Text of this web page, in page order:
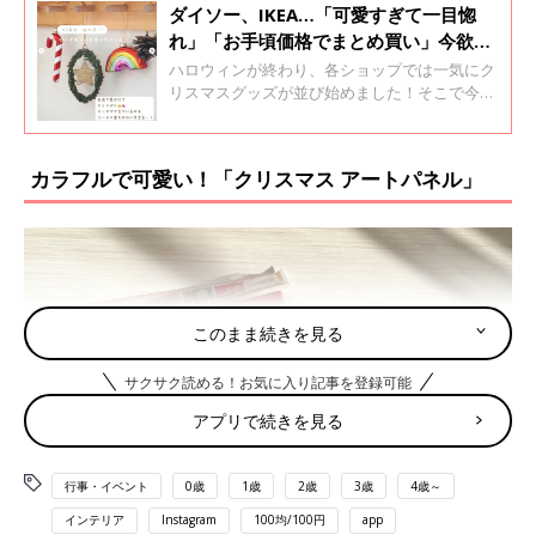
ダイソー、IKEA…「可愛すぎて一目惚
れ」「お手頃価格でまとめ買い」今欲し
い！クリスマスオーナメント5選
ハロウィンが終わり、各ショップでは一気にク
リスマスグッズが並び始めました！そこで今回
介。ツリーに飾り付けるのはもちろん、単独で
クしてみてくださいね♪
カラフルで可愛い！「クリスマス アートパネル」
このまま続きを見る
サクサク読める！お気に入り記事を登録可能
アプリで続きを見る
行事・イベント 0歳 1歳 2歳 3歳 4歳～
インテリア Instagram 100均/100円 app